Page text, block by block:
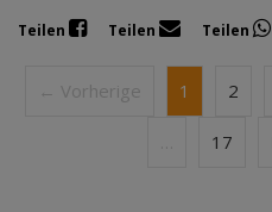
Teilen Teilen Teilen
← Vorherige 1 2
17